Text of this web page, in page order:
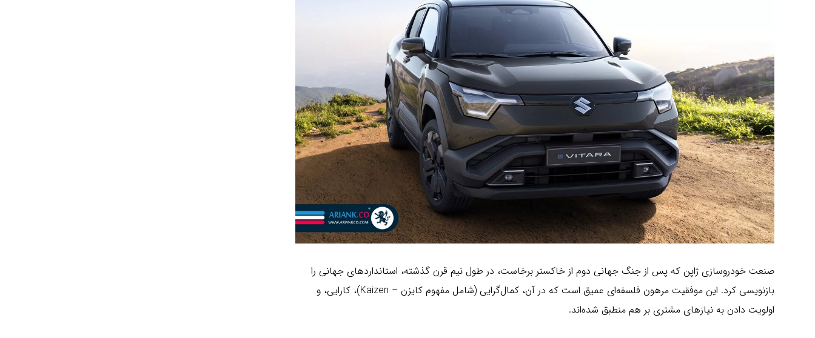
صنعت خودروسازی ژاپن که پس از جنگ جهانی دوم از خاکستر برخاست، در طول نیم قرن گذشته، استانداردهای جهانی را
بازنویسی کرد. این موفقیت مرهون فلسفه‌ای عمیق است که در آن، کمال‌گرایی (شامل مفهوم کایزن – Kaizen)، کارایی، و
اولویت دادن به نیازهای مشتری بر هم منطبق شده‌اند.